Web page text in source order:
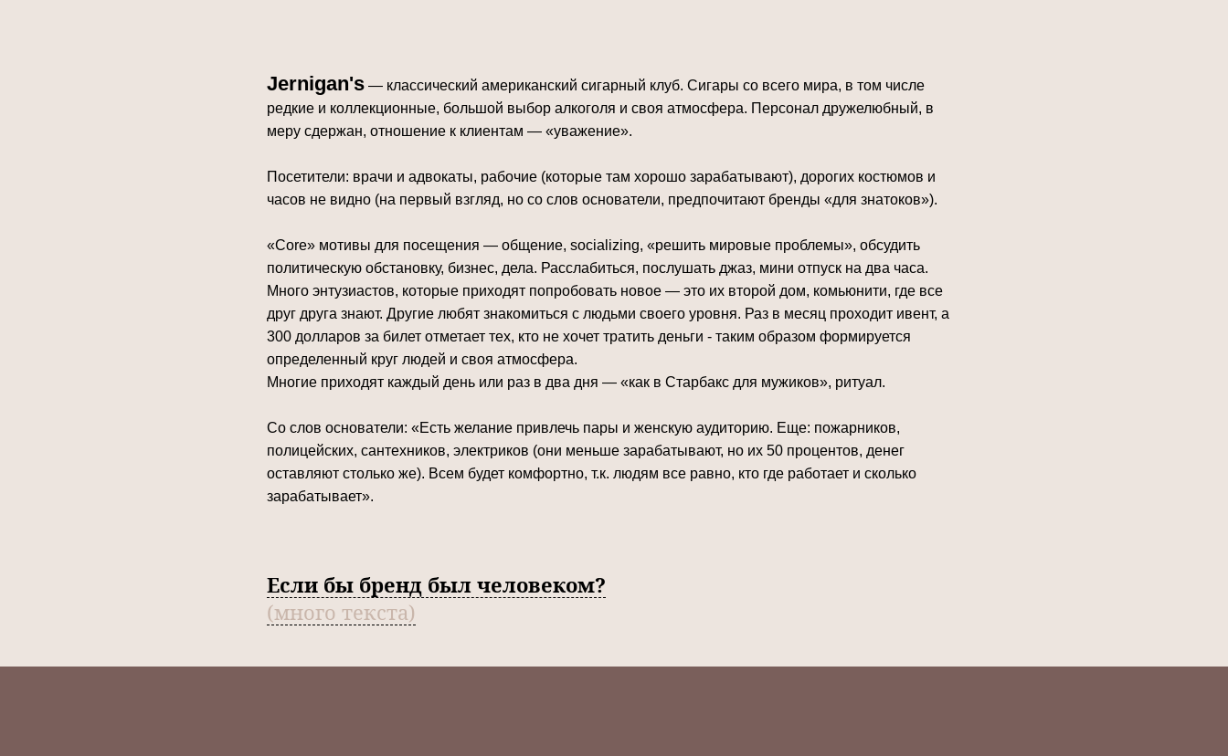
Jernigan's — классический американский сигарный клуб. Сигары со всего мира, в том числе
редкие и коллекционные, большой выбор алкоголя и своя атмосфера. Персонал дружелюбный, в
меру сдержан, отношение к клиентам — «уважение».
Посетители: врачи и адвокаты, рабочие (которые там хорошо зарабатывают), дорогих костюмов и
часов не видно (на первый взгляд, но со слов основатели, предпочитают бренды «для знатоков»).
«Core» мотивы для посещения — общение, socializing, «решить мировые проблемы», обсудить
политическую обстановку, бизнес, дела. Расслабиться, послушать джаз, мини отпуск на два часа.
Много энтузиастов, которые приходят попробовать новое — это их второй дом, комьюнити, где все
друг друга знают. Другие любят знакомиться с людьми своего уровня. Раз в месяц проходит ивент, а
300 долларов за билет отметает тех, кто не хочет тратить деньги - таким образом формируется
определенный круг людей и своя атмосфера.
Многие приходят каждый день или раз в два дня — «как в Старбакс для мужиков», ритуал.
Со слов основатели: «Есть желание привлечь пары и женскую аудиторию. Еще: пожарников,
полицейских, сантехников, электриков (они меньше зарабатывают, но их 50 процентов, денег
оставляют столько же). Всем будет комфортно, т.к. людям все равно, кто где работает и сколько
зарабатывает».
Если бы бренд был человеком?
(много текста)